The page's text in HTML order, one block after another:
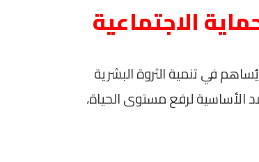
الاجتماعية
في تنمية الثروة البشرية
الأساسية لرفع مستوى الحياة،